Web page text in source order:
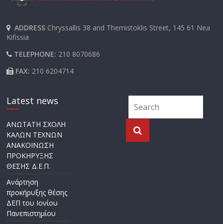
ADDRESS Chryssallis 38 and Themistoklis Street, 145 61 Nea
Kifissia
TELEPHONE: 210 8070686
FAX: 210 6204714
Latest news
ΑΝΩΤΑΤΗ ΣΧΟΛΗ
ΚΑΛΩΝ ΤΕΧΝΩΝ
ΑΝΑΚΟΙΝΩΣΗ
ΠΡΟΚΗΡΥΞΗΣ
ΘΕΣΗΣ Δ.Ε.Π.
Ανάρτηση
προκήρυξης θέσης
ΔΕΠ του Ιονίου
Πανεπιστημίου